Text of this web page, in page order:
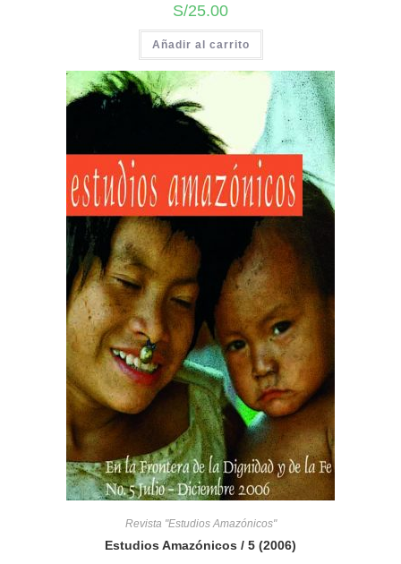
S/25.00
Añadir al carrito
Revista "Estudios Amazónicos"
Estudios Amazónicos / 5 (2006)